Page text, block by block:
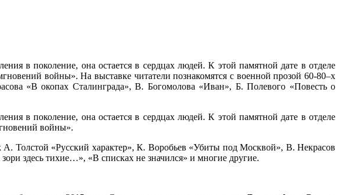
в поколение, она остается в сердцах людей. К этой памятной дате в отделе
войны». На выставке читатели познакомятся с военной прозой 60-80–х
«В окопах Сталинграда», В. Богомолова «Иван», Б. Полевого «Повесть о
в поколение, она остается в сердцах людей. К этой памятной дате в отделе
войны».
А. Толстой «Русский характер», К. Воробьев «Убиты под Москвой», В. Некрасов
здесь тихие…», «В списках не значился» и многие другие.